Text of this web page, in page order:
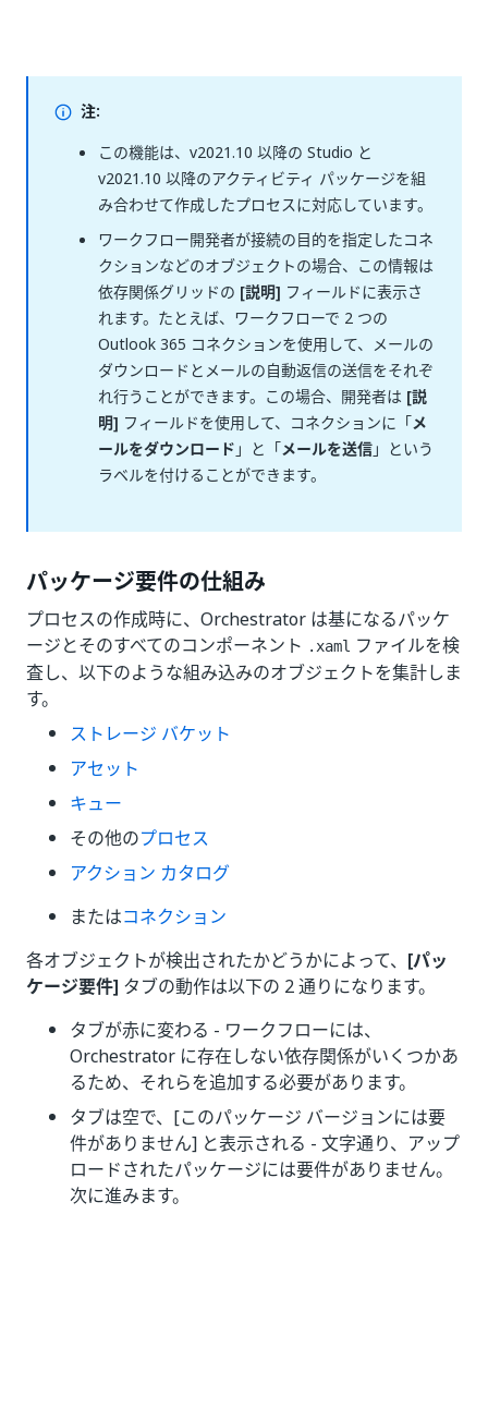
注:
この機能は、v2021.10 以降の Studio と
v2021.10 以降のアクティビティ パッケージを組
み合わせて作成したプロセスに対応しています。
ワークフロー開発者が接続の目的を指定したコネ
クションなどのオブジェクトの場合、この情報は
依存関係グリッドの [説明] フィールドに表示さ
れます。たとえば、ワークフローで 2 つの
Outlook 365 コネクションを使用して、メールの
ダウンロードとメールの自動返信の送信をそれぞ
れ行うことができます。この場合、開発者は [説
明] フィールドを使用して、コネクションに「メ
ールをダウンロード」と「メールを送信」という
ラベルを付けることができます。
パッケージ要件の仕組み
プロセスの作成時に、Orchestrator は基になるパッケ
ージとそのすべてのコンポーネント .xaml ファイルを検
査し、以下のような組み込みのオブジェクトを集計しま
す。
ストレージ バケット
アセット
キュー
その他のプロセス
アクション カタログ
またはコネクション
各オブジェクトが検出されたかどうかによって、 [パッ
ケージ要件] タブの動作は以下の 2 通りになります。
タブが赤に変わる - ワークフローには、
Orchestrator に存在しない依存関係がいくつかあ
るため、それらを追加する必要があります。
タブは空で、[このパッケージ バージョンには要
件がありません] と表示される - 文字通り、アップ
ロードされたパッケージには要件がありません。
次に進みます。